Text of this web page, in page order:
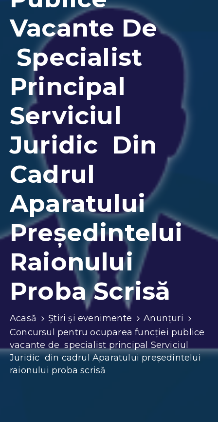
Contacte
Vacante De
Specialist
Principal
Serviciul
Juridic Din
Cadrul
Aparatului
Președintelui
Raionului
Proba Scrisă
Acasă Știri și evenimente
Anunțuri
Concursul pentru ocuparea funcţiei publice
vacante de specialist principal Serviciul
Juridic din cadrul Aparatului președintelui
raionului proba scrisă